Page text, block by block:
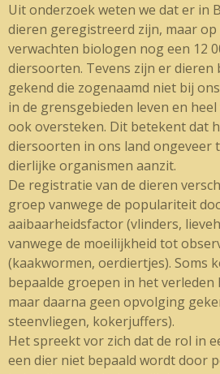
Uit onderzoek weten we dat er in
dieren geregistreerd zijn, maar
verwachten biologen nog een 12
diersoorten. Tevens zijn er dieren
gekend die zogenaamd niet bij
in de grensgebieden leven en
ook oversteken. Dit betekent dat
diersoorten in ons land ongeveer
dierlijke organismen aanzit.
De registratie van de dieren
groep vanwege de populariteit
aaibaarheidsfactor (vlinders,
vanwege de moeilijkheid tot
(kaakwormen, oerdiertjes). Soms
bepaalde groepen in het verleden
maar daarna geen opvolging
steenvliegen, kokerjuffers).
Het spreekt vor zich dat de rol in
een dier niet bepaald wordt door